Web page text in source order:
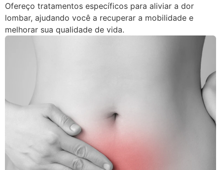
Ofereço tratamentos específicos para aliviar a dor
lombar, ajudando você a recuperar a mobilidade e
melhorar sua qualidade de vida.